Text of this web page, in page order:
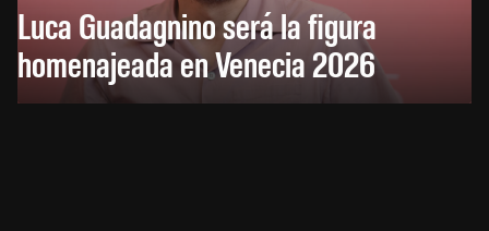
Luca Guadagnino será la figura
homenajeada en Venecia 2026